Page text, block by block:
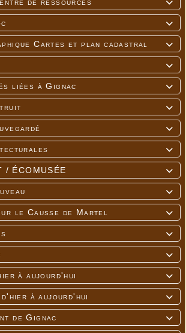



Cartes et plan cadastral


liées à Gignac




/ ÉCOMUSÉE


le Causse de Martel



à aujourd'hui

à aujourd'hui

de Gignac